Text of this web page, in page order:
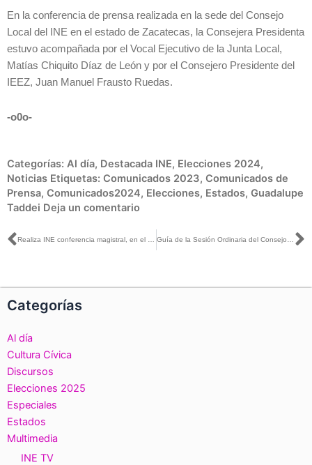
En la conferencia de prensa realizada en la sede del Consejo
Local del INE en el estado de Zacatecas, la Consejera Presidenta
estuvo acompañada por el Vocal Ejecutivo de la Junta Local,
Matías Chiquito Díaz de León y por el Consejero Presidente del
IEEZ, Juan Manuel Frausto Ruedas.
-o0o-
Categorías: Al día, Destacada INE, Elecciones 2024,
Noticias Etiquetas: Comunicados 2023, Comunicados de
Prensa, Comunicados2024, Elecciones, Estados, Guadalupe
Taddei Deja un comentario
Ant Realiza INE conferencia magistral, en el marco del Día Internacional de la Eliminación de la Violencia contra la Mujer Guía de la Sesión Ordinaria del Consejo General, 22 de noviembre de 2023
Categorías
Al día
Cultura Cívica
Discursos
Elecciones 2025
Especiales
Estados
Multimedia
INE TV